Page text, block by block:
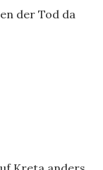
der Tod da